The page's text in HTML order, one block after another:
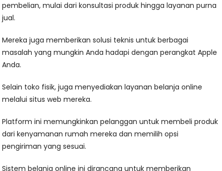
pembelian, mulai dari konsultasi produk hingga layanan purna
jual.
Mereka juga memberikan solusi teknis untuk berbagai
masalah yang mungkin Anda hadapi dengan perangkat Apple
Anda.
Selain toko fisik, juga menyediakan layanan belanja online
melalui situs web mereka.
Platform ini memungkinkan pelanggan untuk membeli produk
dari kenyamanan rumah mereka dan memilih opsi
pengiriman yang sesuai.
Sistem belanja online ini dirancang untuk memberikan